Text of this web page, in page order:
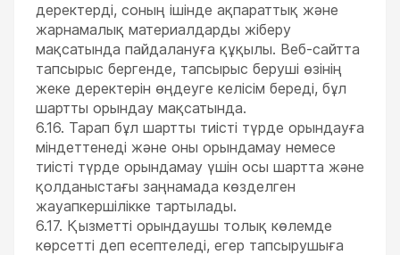
деректерді, соның ішінде ақпараттық және
жарнамалық материалдарды жіберу
мақсатында пайдалануға құқылы. Веб-сайтта
тапсырыс бергенде, тапсырыс беруші өзінің
жеке деректерін өңдеуге келісім береді, бұл
шартты орындау мақсатында.
6.16. Тарап бұл шартты тиісті түрде орындауға
міндеттенеді және оны орындамау немесе
тиісті түрде орындамау үшін осы шартта және
қолданыстағы заңнамада көзделген
жауапкершілікке тартылады.
6.17. Қызметті орындаушы толық көлемде
көрсетті деп есептеледі, егер тапсырушыға